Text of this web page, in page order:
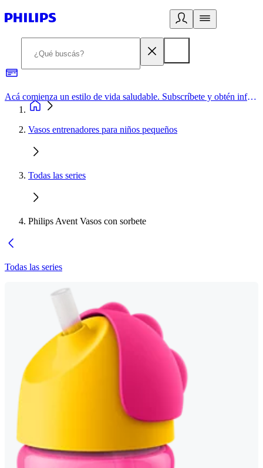
Acá comienza un estilo de vida saludable. Subscríbete y obtén información de primera mano
Vasos entrenadores para niños pequeños
Todas las series
Philips Avent Vasos con sorbete
Todas las series